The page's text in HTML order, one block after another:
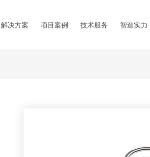
解决方案 项目案例 技术服务 智造实力